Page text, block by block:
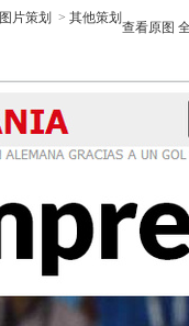
图片策划 > 其他策划
查看原图